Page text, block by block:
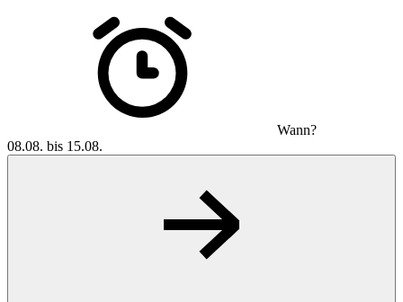
Wann?
08.08. bis 15.08.